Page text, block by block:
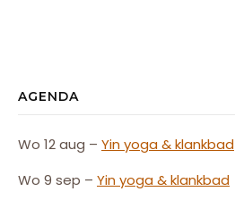
AGENDA
Wo 12 aug – Yin yoga & klankbad
Wo 9 sep – Yin yoga & klankbad